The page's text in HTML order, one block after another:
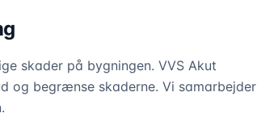
skader på bygningen. VVS Akut
og begrænse skaderne. Vi samarbejder